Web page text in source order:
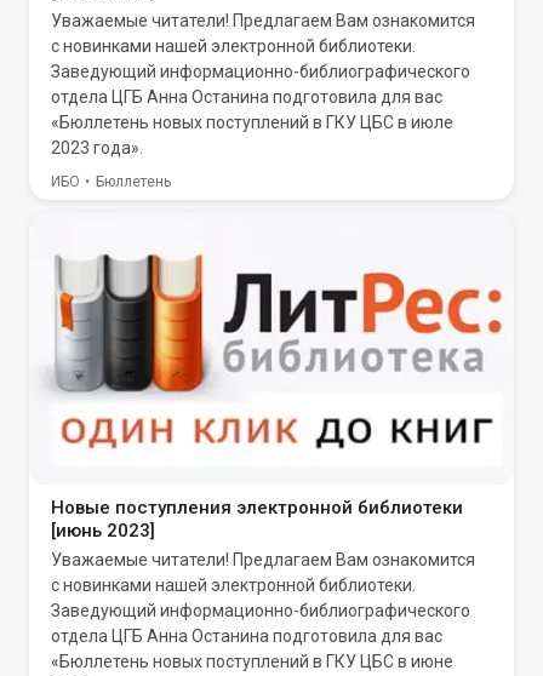
Уважаемые читатели! Предлагаем Вам ознакомится
с новинками нашей электронной библиотеки.
Заведующий информационно-библиографического
отдела ЦГБ Анна Останина подготовила для вас
«Бюллетень новых поступлений в ГКУ ЦБС в июле
2023 года».
ИБО Бюллетень
Новые поступления электронной библиотеки
[июнь 2023]
Уважаемые читатели! Предлагаем Вам ознакомится
с новинками нашей электронной библиотеки.
Заведующий информационно-библиографического
отдела ЦГБ Анна Останина подготовила для вас
«Бюллетень новых поступлений в ГКУ ЦБС в июне